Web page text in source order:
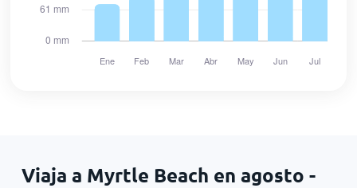
Viaja a Myrtle Beach en agosto -